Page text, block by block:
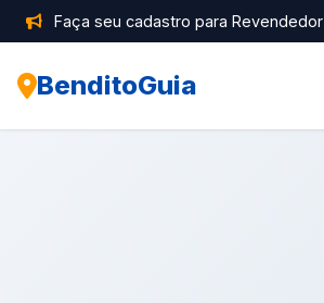
Faça seu cadastro para Revendedor
BenditoGuia